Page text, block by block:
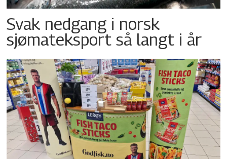
Svak nedgang i norsk
sjømateksport så langt i år